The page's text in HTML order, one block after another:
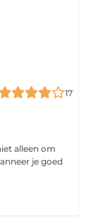
17
alleen om
je goed